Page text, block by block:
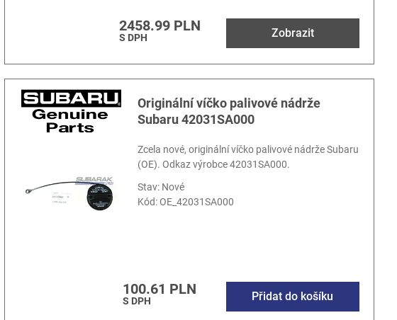
2458.99 PLN
S DPH Zobrazit
Originální víčko palivové nádrže
Subaru 42031SA000
Zcela nové, originální víčko palivové nádrže Subaru
(OE). Odkaz výrobce 42031SA000.
Stav: Nové
Kód:OE_42031SA000
100.61 PLN
S DPH Přidat do košíku